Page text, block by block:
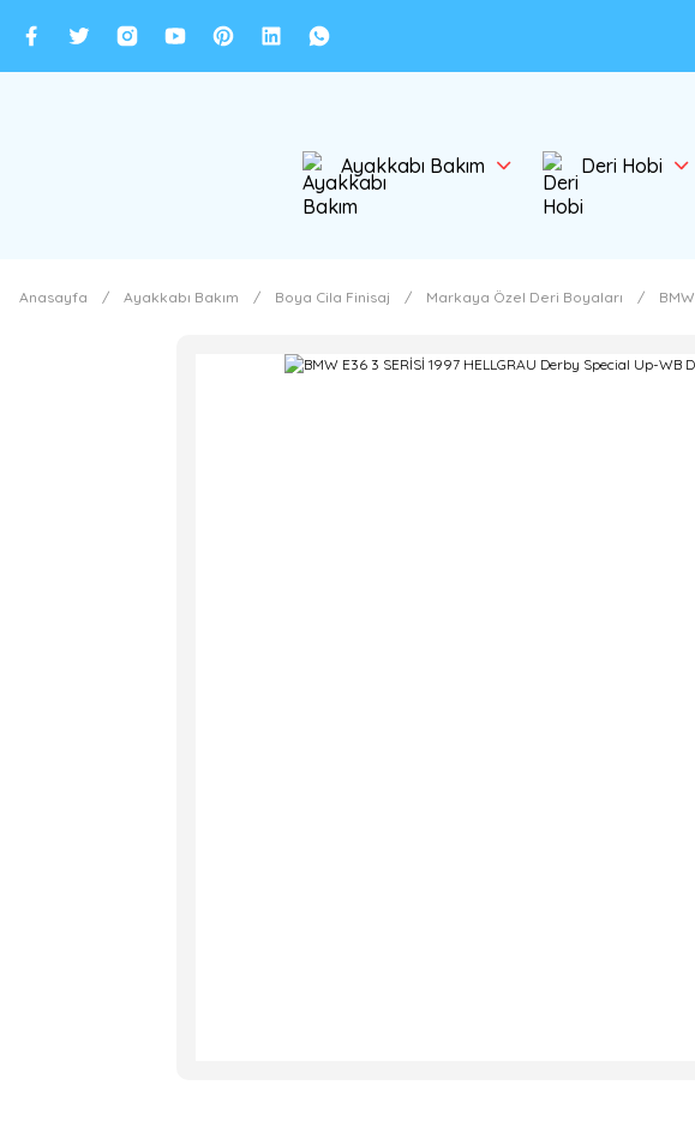
Ayakkabı Bakım Deri Hobi
Anasayfa Ayakkabı Bakım Boya Cila Finisaj Markaya Özel Deri Boyaları BMW